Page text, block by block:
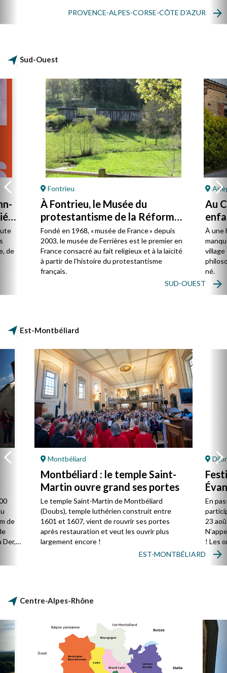
PROVENCE-ALPES-CORSE-CÔTE D'AZUR
Sud-Ouest
de
Fontrieu
À Fontrieu, le Musée du
protestantisme de la Réforme
à la laïcité
Fondé en 1968, « musée de France » depuis
2003, le musée de Ferrières est le premier en
France consacré au fait religieux et à la laïcité
à partir de l’histoire du protestantisme
français.
Au
À une
village
né.
SUD-OUEST
Est-Montbéliard
de
Der,
Montbéliard
Montbéliard : le temple Saint-
Martin ouvre grand ses portes
Le temple Saint-Martin de Montbéliard
(Doubs), temple luthérien construit entre
1601 et 1607, vient de rouvrir ses portes
après restauration et veut les ouvrir plus
largement encore !
En
23
! Les
EST-MONTBÉLIARD
Centre-Alpes-Rhône